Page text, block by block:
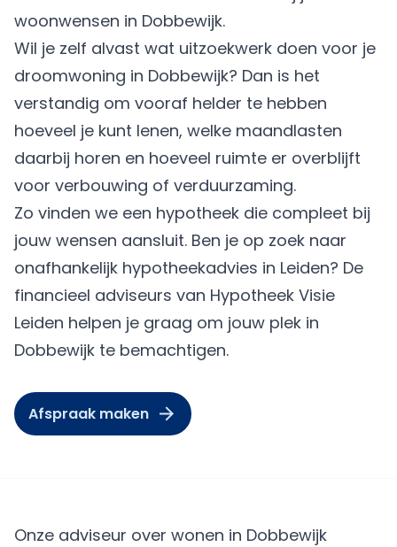
woonwensen in Dobbewijk.
Wil je zelf alvast wat uitzoekwerk doen voor je
droomwoning in Dobbewijk? Dan is het
verstandig om vooraf helder te hebben
hoeveel je kunt lenen, welke maandlasten
daarbij horen en hoeveel ruimte er overblijft
voor verbouwing of verduurzaming.
Zo vinden we een hypotheek die compleet bij
jouw wensen aansluit. Ben je op zoek naar
onafhankelijk hypotheekadvies in Leiden? De
financieel adviseurs van Hypotheek Visie
Leiden helpen je graag om jouw plek in
Dobbewijk te bemachtigen.
Afspraak maken
Onze adviseur over wonen in Dobbewijk